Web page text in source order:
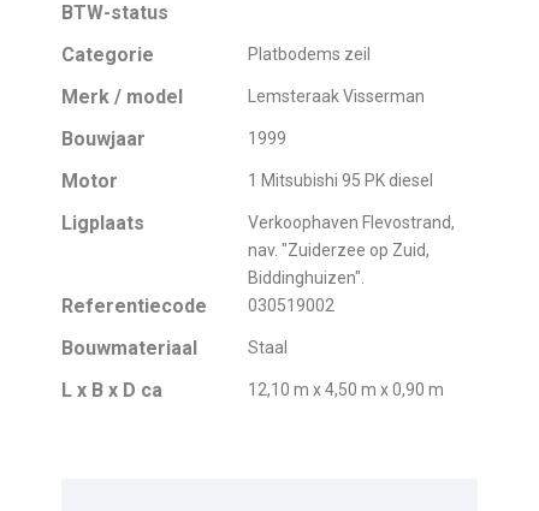
BTW-status
Categorie
Platbodems zeil
Merk / model Lemsteraak Visserman
Bouwjaar 1999
Motor 1 Mitsubishi 95 PK diesel
Ligplaats
Verkoophaven Flevostrand,
nav. "Zuiderzee op Zuid,
Biddinghuizen".
Referentiecode 030519002
Bouwmateriaal Staal
L x B x D ca 12,10 m x 4,50 m x 0,90 m